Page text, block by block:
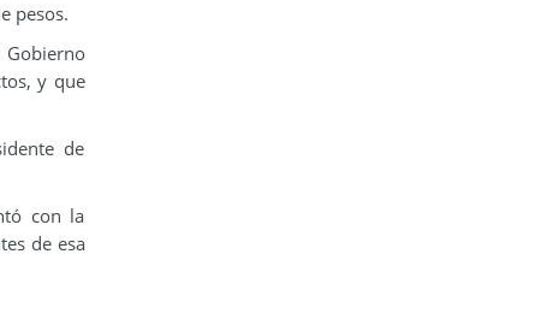
pesos.
y que
de
con la
de esa